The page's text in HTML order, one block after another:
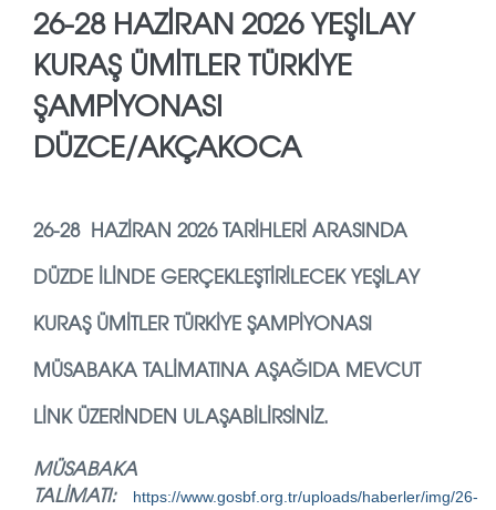
26-28 HAZİRAN 2026 YEŞİLAY
KURAŞ ÜMİTLER TÜRKİYE
ŞAMPİYONASI
DÜZCE/AKÇAKOCA
26-28 HAZİRAN 2026 TARIHLERI ARASINDA
DÜZDE ILINDE GERÇEKLEŞTIRILECEK YEŞILAY
KURAŞ ÜMITLER TÜRKIYE ŞAMPIYONASI
MÜSABAKA TALIMATINA AŞAĞIDA MEVCUT
LINK ÜZERINDEN ULAŞABILIRSINIZ.
MÜSABAKA
TALİMATI:
https://www.gosbf.org.tr/uploads/haberler/img/26-